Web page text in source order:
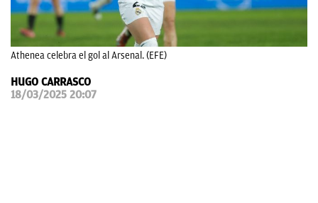
Athenea celebra el gol al Arsenal. (EFE)
HUGO CARRASCO
18/03/2025 20:07